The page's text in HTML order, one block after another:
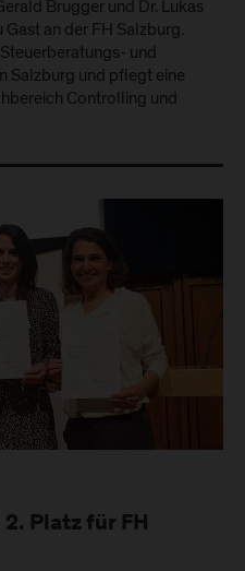
Brugger und Dr. Lukas
an der FH Salzburg.
und
Salzburg und pflegt eine
Controlling und
Platz für FH